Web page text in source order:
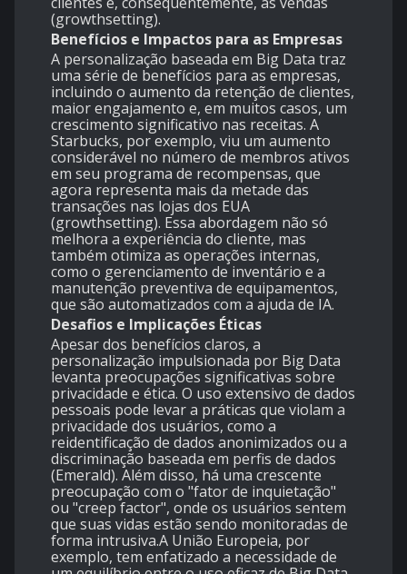
(growthsetting).
Benefícios e Impactos para as Empresas
A personalização baseada em Big Data traz
uma série de benefícios para as empresas,
incluindo o aumento da retenção de clientes,
maior engajamento e, em muitos casos, um
crescimento significativo nas receitas. A
Starbucks, por exemplo, viu um aumento
considerável no número de membros ativos
em seu programa de recompensas, que
agora representa mais da metade das
transações nas lojas dos EUA ​
(growthsetting). Essa abordagem não só
melhora a experiência do cliente, mas
também otimiza as operações internas,
como o gerenciamento de inventário e a
manutenção preventiva de equipamentos,
que são automatizados com a ajuda de IA.
Desafios e Implicações Éticas
Apesar dos benefícios claros, a
personalização impulsionada por Big Data
levanta preocupações significativas sobre
privacidade e ética. O uso extensivo de dados
pessoais pode levar a práticas que violam a
privacidade dos usuários, como a
reidentificação de dados anonimizados ou a
discriminação baseada em perfis de dados​
(Emerald). Além disso, há uma crescente
preocupação com o "fator de inquietação"
ou "creep factor", onde os usuários sentem
que suas vidas estão sendo monitoradas de
forma intrusiva.A União Europeia, por
exemplo, tem enfatizado a necessidade de